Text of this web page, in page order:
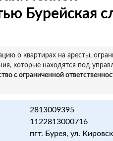
Бурейская
о квартирах на аресты,
которые находятся под
с ограниченной
2813009395
1122813000716
пгт. Бурея, ул.